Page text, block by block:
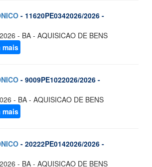
- 11620PE0342026/2026 -
- BA - AQUISICAO DE BENS
mais
- 9009PE1022026/2026 -
- BA - AQUISICAO DE BENS
mais
- 20222PE0142026/2026 -
- BA - AQUISICAO DE BENS